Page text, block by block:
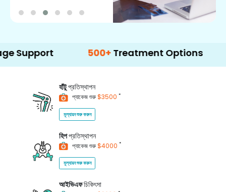
500+ Treatment Options
হাঁটুপ্রতিস্থাপন
প্যাকেজ শুরু$3500 *
মূল্যায়ন শুরু করুন
হিপপ্রতিস্থাপন
প্যাকেজ শুরু$4000 *
মূল্যায়ন শুরু করুন
আইভিএফচিকিৎসা